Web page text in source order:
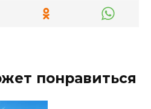
понравиться